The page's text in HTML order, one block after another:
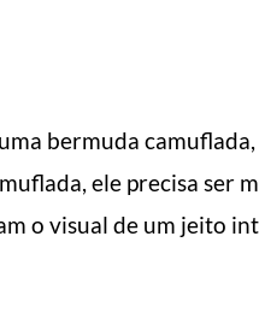
bermuda
ele precisa ser
o visual de um jeito